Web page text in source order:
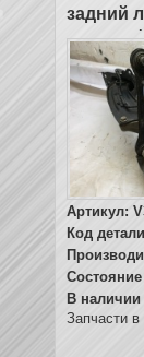
задний
Артикул:
Код детали
Состояние
В наличии
Запчасти в